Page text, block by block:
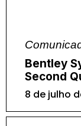
Bentley
Second
8 de julho